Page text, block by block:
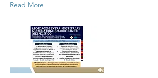
Read More